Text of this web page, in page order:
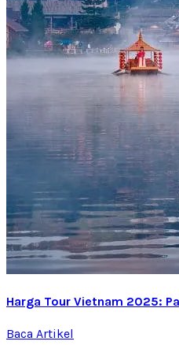
Harga Tour Vietnam 2025:
Baca Artikel